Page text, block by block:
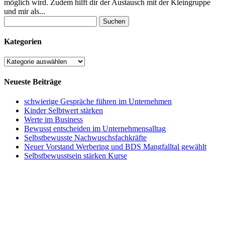
möglich wird. Zudem hilft dir der Austausch mit der Kleingruppe
und mir als...
nach:
Kategorien
Kategorien
Neueste Beiträge
schwierige Gespräche führen im Unternehmen
Kinder Selbtwert stärken
Werte im Business
Bewusst entscheiden im Unternehmensalltag
Selbstbewusste Nachwuschsfachkräfte
Neuer Vorstand Werbering und BDS Mangfalltal gewählt
Selbstbewusstsein stärken Kurse